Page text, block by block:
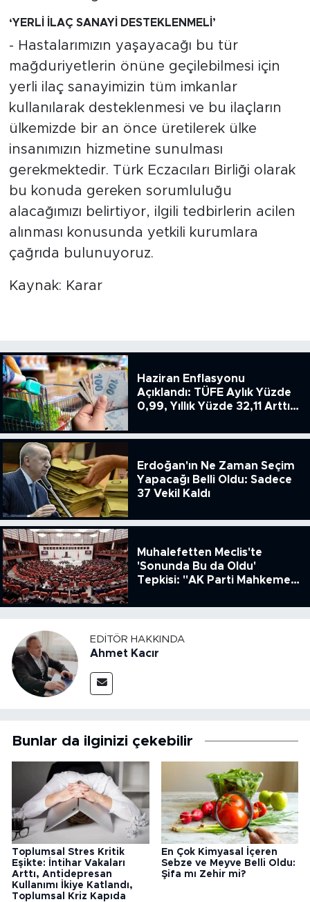
‘YERLİ İLAÇ SANAYİ DESTEKLENMELİ’
- Hastalarımızın yaşayacağı bu tür
mağduriyetlerin önüne geçilebilmesi için
yerli ilaç sanayimizin tüm imkanlar
kullanılarak desteklenmesi ve bu ilaçların
ülkemizde bir an önce üretilerek ülke
insanımızın hizmetine sunulması
gerekmektedir. Türk Eczacıları Birliği olarak
bu konuda gereken sorumluluğu
alacağımızı belirtiyor, ilgili tedbirlerin acilen
alınması konusunda yetkili kurumlara
çağrıda bulunuyoruz.
Kaynak: Karar
Haziran Enflasyonu
Açıklandı: TÜFE Aylık Yüzde
0,99, Yıllık Yüzde 32,11 Arttı,
51.49
Erdoğan'ın Ne Zaman Seçim
Yapacağı Belli Oldu: Sadece
37 Vekil Kaldı
Muhalefetten Meclis'te
'Sonunda Bu da Oldu'
Tepkisi: "AK Parti Mahkeme
Kanun Çıkardı"
EDITÖR HAKKINDA
Ahmet Kacır
Bunlar da ilginizi çekebilir
Toplumsal Stres Kritik
Eşikte: İntihar Vakaları
Arttı, Antidepresan
Kullanımı İkiye Katlandı,
Toplumsal Kriz Kapıda
En Çok Kimyasal İçeren
Sebze ve Meyve Belli Oldu:
Şifa mı Zehir mi?